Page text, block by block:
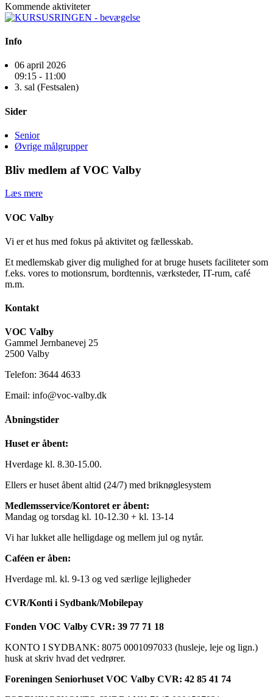
Kommende aktiviteter
Info
06 april 2026
09:15 - 11:00
3. sal (Festsalen)
Sider
Senior
Øvrige målgrupper
Bliv medlem af VOC Valby
Læs mere
VOC Valby
Vi er et hus med fokus på aktivitet og fællesskab.
Et medlemskab giver dig mulighed for at bruge husets faciliteter som
f.eks. vores to motionsrum, bordtennis, værksteder, IT-rum, café
m.m.
Kontakt
VOC Valby
Gammel Jernbanevej 25
2500 Valby
Telefon: 3644 4633
Email: info@voc-valby.dk
Åbningstider
Huset er åbent:
Hverdage kl. 8.30-15.00.
Ellers er huset åbent altid (24/7) med briknøglesystem
Medlemsservice/Kontoret er åbent:
Mandag og torsdag kl. 10-12.30 + kl. 13-14
Vi har lukket alle helligdage og mellem jul og nytår.
Caféen er åben:
Hverdage ml. kl. 9-13 og ved særlige lejligheder
CVR/Konti i Sydbank/Mobilepay
Fonden VOC Valby CVR: 39 77 71 18
KONTO I SYDBANK: 8075 0001097033 (husleje, leje og lign.)
husk at skriv hvad det vedrører.
Foreningen Seniorhuset VOC Valby CVR: 42 85 41 74